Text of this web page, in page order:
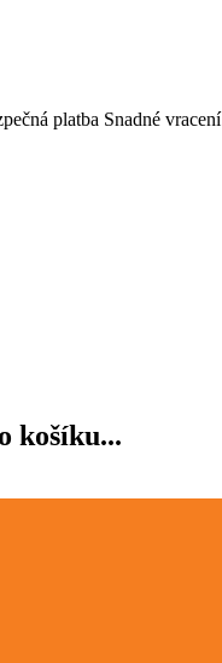
platba Snadné vracení
košíku...